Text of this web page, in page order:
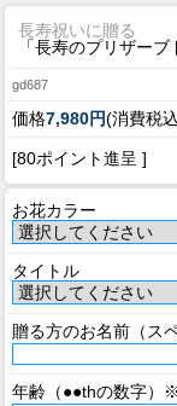
長寿祝いに贈る
「長寿のプリザーブ
gd687
価格7,980円(消費税
[80ポイント進呈 ]
お花カラー
タイトル
贈る方のお名前（ス
年齢（●●thの数字）